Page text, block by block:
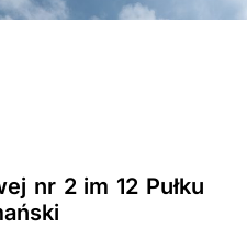
nr 2 im 12 Pułku